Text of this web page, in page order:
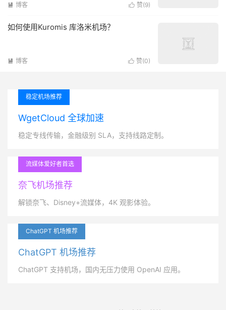
 赞(9)
 博客
如何使用Kuromis 库洛米机场？
 赞(0)
 博客
稳定机场推荐
WgetCloud 全球加速
稳定专线传输，金融级别 SLA，支持线路定制。
流媒体爱好者首选
奈飞机场推荐
解锁奈飞、Disney+流媒体，4K 观影体验。
ChatGPT 机场推荐
ChatGPT 机场推荐
ChatGPT 支持机场，国内无压力使用 OpenAI 应用。